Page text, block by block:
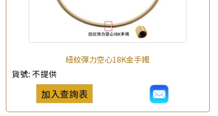
紐紋彈力空心18K金手鐲
貨號: 不提供
加入查詢表